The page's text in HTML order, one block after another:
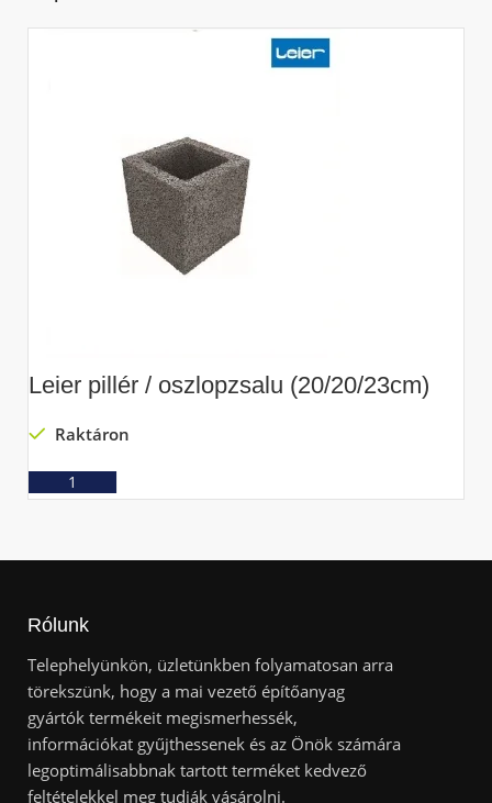
Leier pillér / oszlopzsalu (20/20/23cm)
Raktáron
Rólunk
Telephelyünkön, üzletünkben folyamatosan arra
törekszünk, hogy a mai vezető építőanyag
gyártók termékeit megismerhessék,
információkat gyűjthessenek és az Önök számára
legoptimálisabbnak tartott terméket kedvező
feltételekkel meg tudják vásárolni.